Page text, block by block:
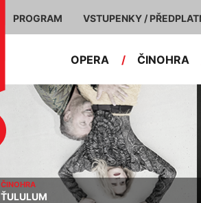
PROGRAM VSTUPENKY /
OPERA / ČINOHRA
ČINOHRA
ŤULULUM